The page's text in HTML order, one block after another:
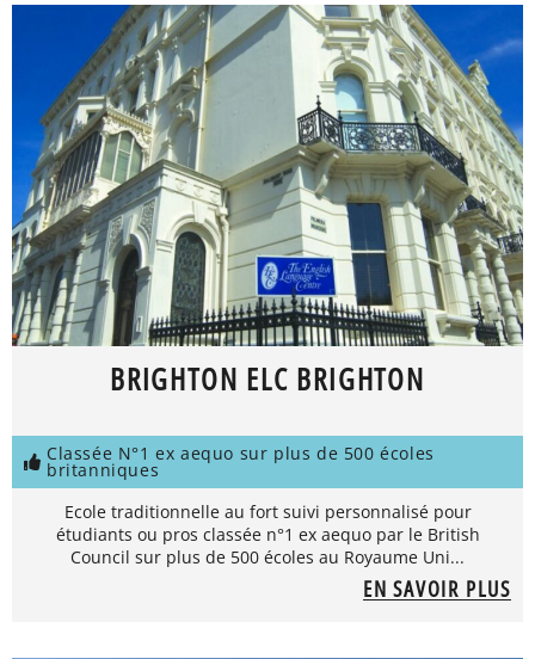
BRIGHTON ELC BRIGHTON
Classée N°1 ex aequo sur plus de 500 écoles
britanniques
Ecole traditionnelle au fort suivi personnalisé pour
étudiants ou pros classée n°1 ex aequo par le British
Council sur plus de 500 écoles au Royaume Uni...
EN SAVOIR PLUS